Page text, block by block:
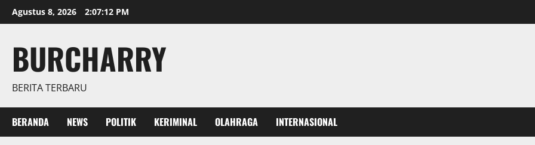
Skip
to
Agustus 8, 2026 2:07:13 PM
BURCHARRY
BERITA TERBARU
BERANDA NEWS POLITIK KERIMINAL OLAHRAGA INTERNASIONAL